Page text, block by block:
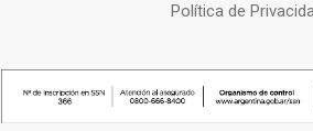
Política de